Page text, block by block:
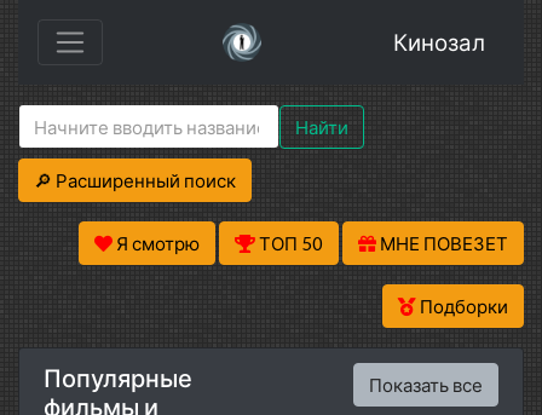
Кинозал
Найти
🔎 Расширенный поиск
Я смотрю ТОП 50 МНЕ ПОВЕЗЕТ
Подборки
Популярные
фильмы и
Показать все